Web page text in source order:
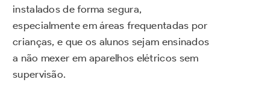
instalados de forma segura,
especialmente em áreas frequentadas por
crianças, e que os alunos sejam ensinados
a não mexer em aparelhos elétricos sem
supervisão.